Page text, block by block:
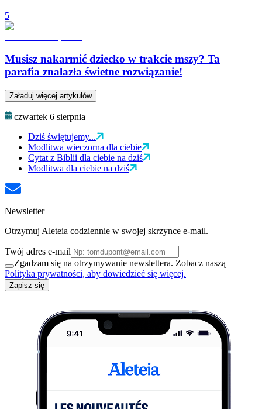
5
Musisz nakarmić dziecko w trakcie mszy? Ta
parafia znalazła świetne rozwiązanie!
Załaduj więcej artykułów
czwartek 6 sierpnia
Dziś świętujemy...
Modlitwa wieczorna dla ciebie
Cytat z Biblii dla ciebie na dziś
Modlitwa dla ciebie na dziś
Newsletter
Otrzymuj Aleteia codziennie w swojej skrzynce e-mail.
Twój adres e-mail
Zgadzam się na otrzymywanie newslettera. Zobacz naszą
Polityka prywatności, aby dowiedzieć się więcej.
Zapisz się